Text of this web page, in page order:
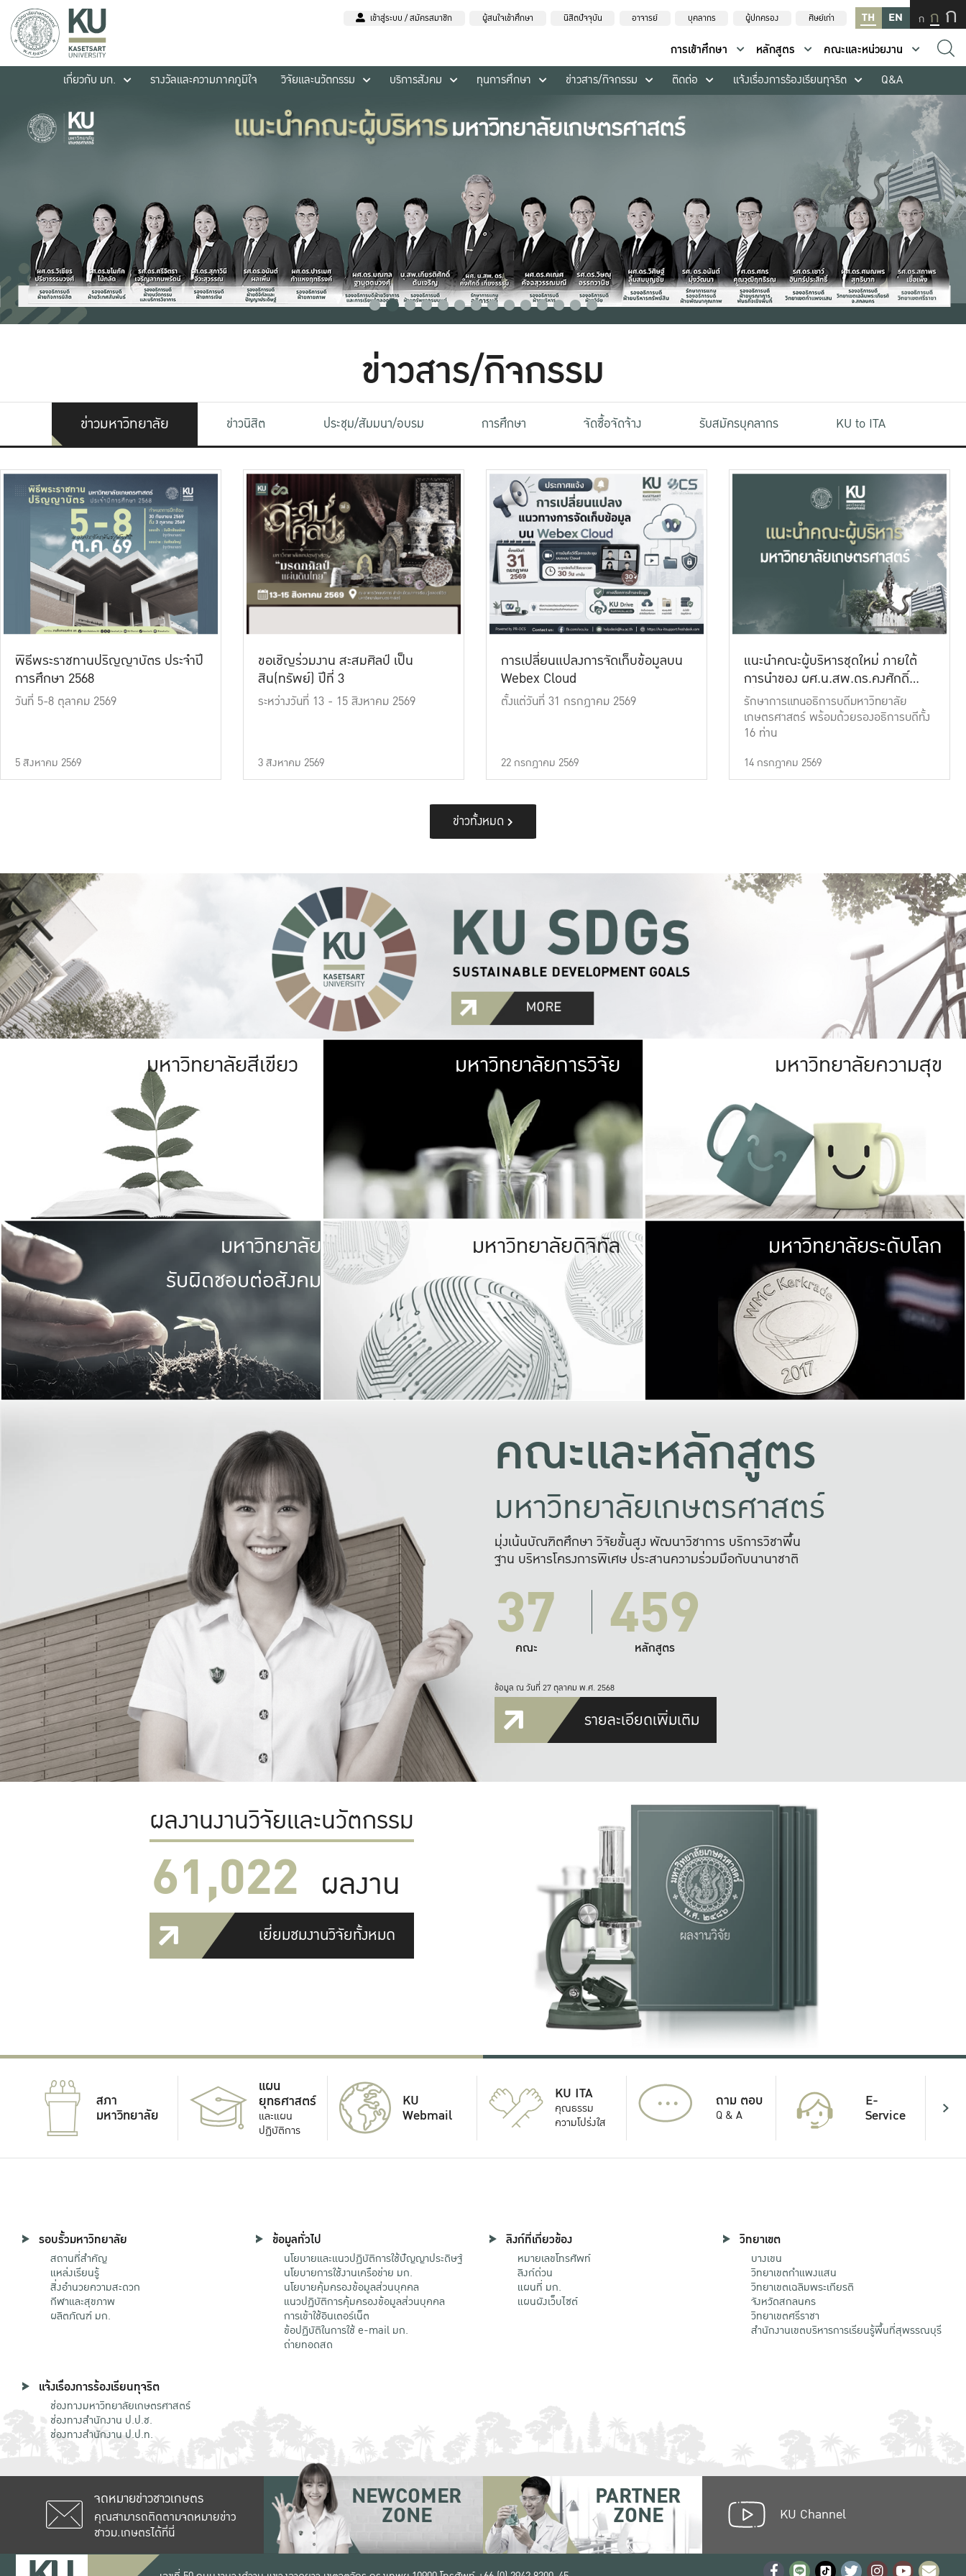
เข้าสู่ระบบ / สมัครสมาชิก ผู้สนใจเข้าศึกษา นิสิตปัจจุบัน อาจารย์ บุคลากร ผู้ปกครอง ศิษย์เก่า TH EN ก ก ก
การเข้าศึกษา หลักสูตร
คณะและหน่วยงาน
เกี่ยวกับ มก.
รางวัลและความภาคภูมิใจ วิจัยและนวัตกรรม บริการสังคม ทุนการศึกษา ข่าวสาร/กิจกรรม ติดต่อ แจ้งเรื่องการร้องเรียนทุจริต Q&A
ข่าวสาร/กิจกรรม
ข่าวมหาวิทยาลัย ข่าวนิสิต ประชุม/สัมมนา/อบรม การศึกษา จัดซื้อจัดจ้าง รับสมัครบุคลากร KU to ITA
พิธีพระราชทานปริญญาบัตร ประจำปี
การศึกษา 2568
วันที่ 5-8 ตุลาคม 2569
5 สิงหาคม 2569
ขอเชิญร่วมงาน สะสมศิลป์ เป็น
สิน(ทรัพย์) ปีที่ 3
ระหว่างวันที่ 13 - 15 สิงหาคม 2569
3 สิงหาคม 2569
การเปลี่ยนแปลงการจัดเก็บข้อมูลบน
Webex Cloud
ตั้งแต่วันที่ 31 กรกฎาคม 2569
22 กรกฎาคม 2569
แนะนำคณะผู้บริหารชุดใหม่ ภายใต้
การนำของ ผศ.น.สพ.ดร.คงศักดิ์
เที่ยงธรรม
รักษาการแทนอธิการบดีมหาวิทยาลัย
เกษตรศาสตร์ พร้อมด้วยรองอธิการบดีทั้ง
16 ท่าน
14 กรกฎาคม 2569
ข่าวทั้งหมด
มหาวิทยาลัยสีเขียว มหาวิทยาลัย
เกษตรศาสตร์ มีพื้นที่เขียวสดใส หนาแน่น
เป็นป่าในเมือง (URBAN FOREST)
เกษตรในเมือง (URBAN AGRICULTURE)
ที่นับรวมกันได้ประมาณ 1,400 ไร่
มหาวิทยาลัยการวิจัย มหาวิทยาลัย
ให้กับประชาชน
มหาวิทยาลัยความสุข
มหาวิทยาลัย
รับผิดชอบต่อสังคม
มหาวิทยาลัยรับผิดชอบต่อสังคม
ร่วมมือกับชุมชน เพื่อความกินดีอยู่ดี
และความสุขอย่างยั่งยืน
มองปัญหาในภาพกว้าง
แก้ไขจากปัญหาจุดเล็กๆ
มหาวิทยาลัยดิจิทัล มหาวิทยา
พร้อมที่จ
และผลักดันในการใช้ระบบส
เพื่อการทำงานแ
มหาวิทยาลัยระดับโลก
คณะและหลักสูตร
มหาวิทยาลัยเกษตรศาสตร์
มุ่งเน้นบัณฑิตศึกษา วิจัยขั้นสูง พัฒนาวิชาการ บริการวิชาพื้น
ฐาน บริหารโครงการพิเศษ ประสานความร่วมมือกับนานาชาติ
37
คณะ 459
หลักสูตร
ข้อมูล ณ วันที่ 27 ตุลาคม พ.ศ. 2568
รายละเอียดเพิ่มเติม
ผลงานงานวิจัยและนวัตกรรม
61,022 ผลงาน
เยี่ยมชมงานวิจัยทั้งหมด
สภา
มหาวิทยาลัย
แผน
ยุทธศาสตร์
และแผน
ปฏิบัติการ
KU
Webmail
KU ITA
คุณธรรม
ความโปร่งใส
... ถาม ตอบ
Q & A
E-
Service
รอบรั้วมหาวิทยาลัย
สถานที่สำคัญ
แหล่งเรียนรู้
สิ่งอำนวยความสะดวก
กีฬาและสุขภาพ
ผลิตภัณฑ์ มก.
ข้อมูลทั่วไป
นโยบายและแนวปฏิบัติการใช้ปัญญาประดิษฐ์
นโยบายการใช้งานเครือข่าย มก.
นโยบายคุ้มครองข้อมูลส่วนบุคคล
แนวปฏิบัติการคุ้มครองข้อมูลส่วนบุคคล
การเข้าใช้อินเตอร์เน็ต
ข้อปฏิบัติในการใช้ e-mail มก.
ถ่ายทอดสด
ลิงก์ที่เกี่ยวข้อง
หมายเลขโทรศัพท์
ลิงก์ด่วน
แผนที่ มก.
แผนผังเว็บไซต์
วิทยาเขต
บางเขน
วิทยาเขตกําแพงแสน
วิทยาเขตเฉลิมพระเกียรติ
จังหวัดสกลนคร
วิทยาเขตศรีราชา
สำนักงานเขตบริหารการเรียนรู้พื้นที่สุพรรณบุรี
แจ้งเรื่องการร้องเรียนทุจริต
ช่องทางมหาวิทยาลัยเกษตรศาสตร์
ช่องทางสำนักงาน ป.ป.ช.
ช่องทางสำนักงาน ป.ป.ท.
จดหมายข่าวชาวเกษตร
คุณสามารถติดตามจดหมายข่าว
ชาวม.เกษตรได้ที่นี่
NEWCOMER
ZONE
PARTNER
ZONE KU Channel